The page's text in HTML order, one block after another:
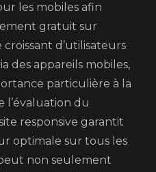
les mobiles afin
gratuit sur
d’utilisateurs
des appareils mobiles,
particulière à la
l’évaluation du
responsive garantit
optimale sur tous les
non seulement